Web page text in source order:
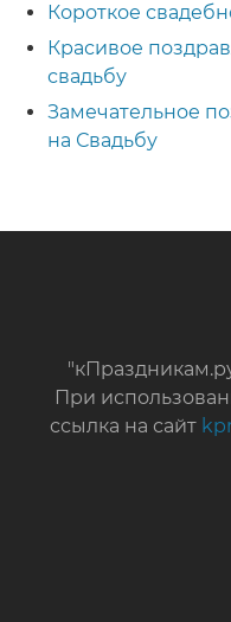
Короткое
Красивое
свадьбу
Замечательное
на Свадьбу
При
ссылка на сайт